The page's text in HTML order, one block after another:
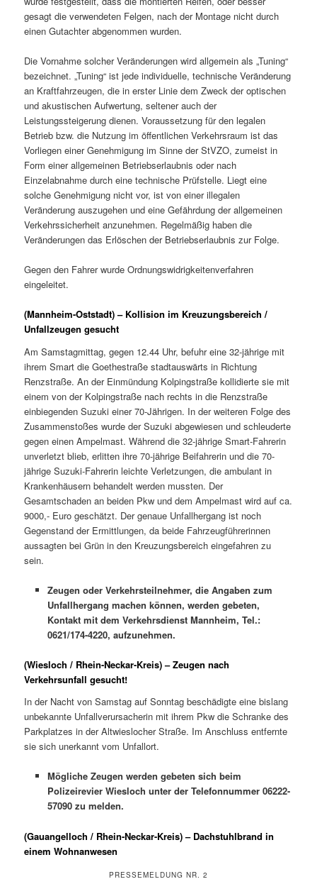
gesagt die verwendeten Felgen, nach der Montage nicht durch
einen Gutachter abgenommen wurden.
Die Vornahme solcher Veränderungen wird allgemein als „Tuning“
bezeichnet. „Tuning“ ist jede individuelle, technische Veränderung
an Kraftfahrzeugen, die in erster Linie dem Zweck der optischen
und akustischen Aufwertung, seltener auch der
Leistungssteigerung dienen. Voraussetzung für den legalen
Betrieb bzw. die Nutzung im öffentlichen Verkehrsraum ist das
Vorliegen einer Genehmigung im Sinne der StVZO, zumeist in
Form einer allgemeinen Betriebserlaubnis oder nach
Einzelabnahme durch eine technische Prüfstelle. Liegt eine
solche Genehmigung nicht vor, ist von einer illegalen
Veränderung auszugehen und eine Gefährdung der allgemeinen
Verkehrssicherheit anzunehmen. Regelmäßig haben die
Veränderungen das Erlöschen der Betriebserlaubnis zur Folge.
Gegen den Fahrer wurde Ordnungswidrigkeitenverfahren
eingeleitet.
(Mannheim-Oststadt) – Kollision im Kreuzungsbereich /
Unfallzeugen gesucht
Am Samstagmittag, gegen 12.44 Uhr, befuhr eine 32-jährige mit
ihrem Smart die Goethestraße stadtauswärts in Richtung
Renzstraße. An der Einmündung Kolpingstraße kollidierte sie mit
einem von der Kolpingstraße nach rechts in die Renzstraße
einbiegenden Suzuki einer 70-Jährigen. In der weiteren Folge des
Zusammenstoßes wurde der Suzuki abgewiesen und schleuderte
gegen einen Ampelmast. Während die 32-jährige Smart-Fahrerin
unverletzt blieb, erlitten ihre 70-jährige Beifahrerin und die 70-
jährige Suzuki-Fahrerin leichte Verletzungen, die ambulant in
Krankenhäusern behandelt werden mussten. Der
Gesamtschaden an beiden Pkw und dem Ampelmast wird auf ca.
9000,- Euro geschätzt. Der genaue Unfallhergang ist noch
Gegenstand der Ermittlungen, da beide Fahrzeugführerinnen
aussagten bei Grün in den Kreuzungsbereich eingefahren zu
sein.
Zeugen oder Verkehrsteilnehmer, die Angaben zum
Unfallhergang machen können, werden gebeten,
Kontakt mit dem Verkehrsdienst Mannheim, Tel.:
0621/174-4220, aufzunehmen.
(Wiesloch / Rhein-Neckar-Kreis) – Zeugen nach
Verkehrsunfall gesucht!
In der Nacht von Samstag auf Sonntag beschädigte eine bislang
unbekannte Unfallverursacherin mit ihrem Pkw die Schranke des
Parkplatzes in der Altwieslocher Straße. Im Anschluss entfernte
sie sich unerkannt vom Unfallort.
Mögliche Zeugen werden gebeten sich beim
Polizeirevier Wiesloch unter der Telefonnummer 06222-
57090 zu melden.
(Gauangelloch / Rhein-Neckar-Kreis) – Dachstuhlbrand in
einem Wohnanwesen
PRESSEMELDUNG NR. 2